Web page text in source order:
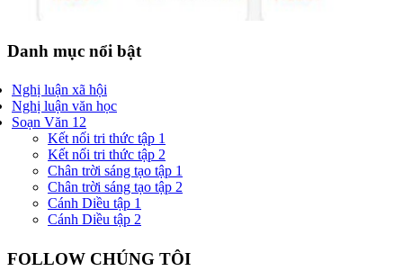
Danh mục nổi bật
Nghị luận xã hội
Nghị luận văn học
Soạn Văn 12
Kết nối tri thức tập 1
Kết nối tri thức tập 2
Chân trời sáng tạo tập 1
Chân trời sáng tạo tập 2
Cánh Diều tập 1
Cánh Diều tập 2
FOLLOW CHÚNG TÔI